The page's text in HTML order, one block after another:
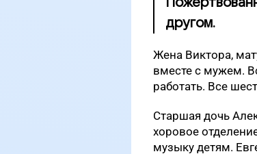
другом.
Жена Виктора,
вместе с мужем.
работать. Все
Старшая дочь
хоровое
музыку детям.